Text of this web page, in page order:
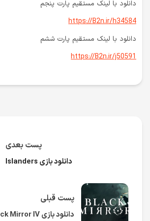
دانلود با لینک مستقیم پارت پنجم
https://B2n.ir/h34584
دانلود با لینک مستقیم پارت ششم
https://B2n.ir/j50591
پست قبلی
دانلود بازی Black Mirror IV
پست بعدی
دانلود بازی Islanders